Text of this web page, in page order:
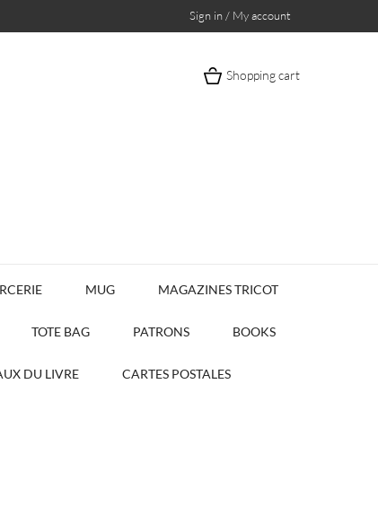
Sign in / My account
Shopping cart
MUG MAGAZINES TRICOT
TOTE BAG PATRONS BOOKS
DU LIVRE CARTES POSTALES